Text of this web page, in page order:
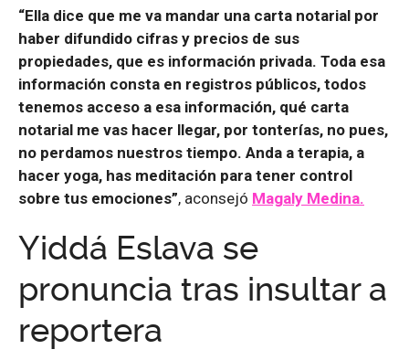
“Ella dice que me va mandar una carta notarial por
haber difundido cifras y precios de sus
propiedades, que es información privada. Toda esa
información consta en registros públicos, todos
tenemos acceso a esa información, qué carta
notarial me vas hacer llegar, por tonterías, no pues,
no perdamos nuestros tiempo. Anda a terapia, a
hacer yoga, has meditación para tener control
sobre tus emociones”, aconsejó Magaly Medina.
Yiddá Eslava se
pronuncia tras insultar a
reportera